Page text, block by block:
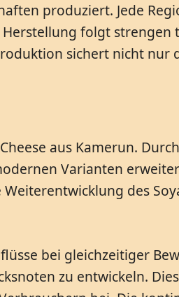
produziert. Jede
folgt
sichert nicht nur
aus Kamerun.
Varianten
des
bei gleichzeitiger
zu entwickeln.